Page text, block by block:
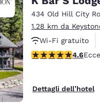
434 Old Hill City
1.28 km da
Wi-Fi gratuito
Animali
Valutazione di
4.6
Dettagli dell’hotel